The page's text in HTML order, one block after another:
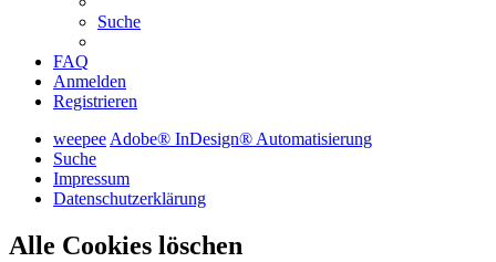
Suche
FAQ
Anmelden
Registrieren
weepeeAdobe® InDesign® Automatisierung
Suche
Impressum
Datenschutzerklärung
Alle Cookies löschen